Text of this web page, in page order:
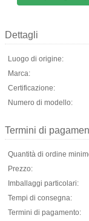
Dettagli
Luogo di origine:
Marca:
Certificazione:
Numero di modello:
Termini di
Quantità di ordine
Prezzo:
Imballaggi particolari:
Tempi di consegna:
Termini di pagamento: